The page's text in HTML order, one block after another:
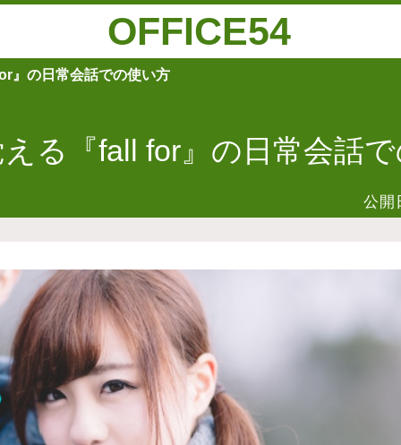
OFFICE54
』の日常会話での使い方
る『fall for』の日常会話
公開